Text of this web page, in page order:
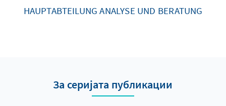
HAUPTABTEILUNG ANALYSE UND BERATUNG
За серијата публикации